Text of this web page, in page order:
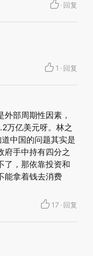
· 回复
1 · 回复
部周期性因素，
万亿美元呀。林之
中国的问题其实是
府手中持有四分之
了，那依靠投资和
能拿着钱去消费
17 · 回复